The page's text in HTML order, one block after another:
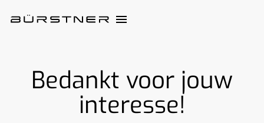
Bedankt voor jouw
interesse!